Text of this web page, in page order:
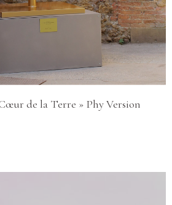
de la Terre » Phy Version